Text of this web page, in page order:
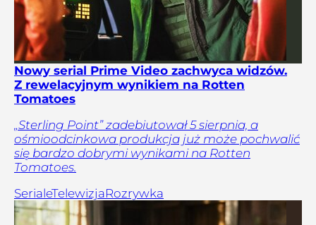
Nowy serial Prime Video zachwyca widzów.
Z rewelacyjnym wynikiem na Rotten
Tomatoes
„Sterling Point” zadebiutował 5 sierpnia, a
ośmioodcinkowa produkcja już może pochwalić
się bardzo dobrymi wynikami na Rotten
Tomatoes.
SerialeTelewizjaRozrywka